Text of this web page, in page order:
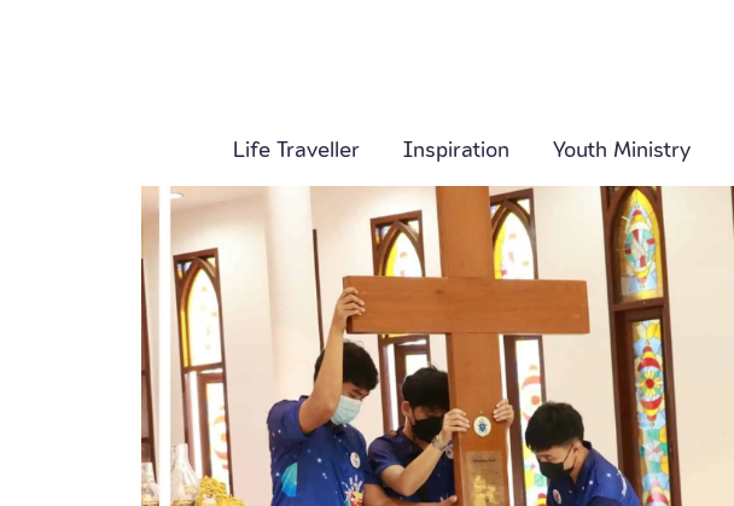
Life Traveller Inspiration Youth Ministry